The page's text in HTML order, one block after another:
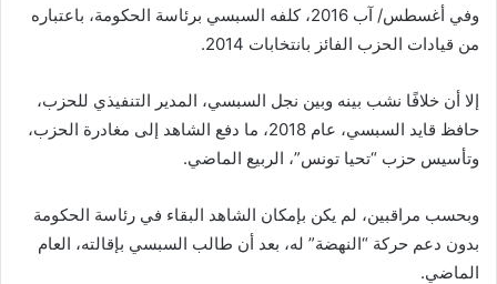
وفي أغسطس/ آب 2016، كلفه السبسي برئاسة الحكومة، باعتباره
من قيادات الحزب الفائز بانتخابات 2014.
إلا أن خلافًا نشب بينه وبين نجل السبسي، المدير التنفيذي للحزب،
حافظ قايد السبسي، عام 2018، ما دفع الشاهد إلى مغادرة الحزب،
وتأسيس حزب “تحيا تونس”، الربيع الماضي.
وبحسب مراقبين، لم يكن بإمكان الشاهد البقاء في رئاسة الحكومة
بدون دعم حركة “النهضة” له، بعد أن طالب السبسي بإقالته، العام
الماضي.